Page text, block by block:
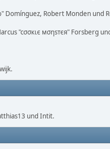
Domínguez, Robert Monden und
"cσσкιє мσηѕтєя" Forsberg
und Intit.